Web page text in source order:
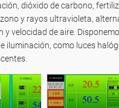
dióxido de carbono,
y rayos ultravioleta,
y velocidad de aire.
iluminación, como luces